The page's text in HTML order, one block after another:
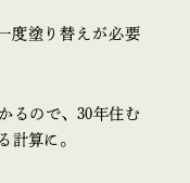
度塗り替えが必要
るので、30年住む
計算に。